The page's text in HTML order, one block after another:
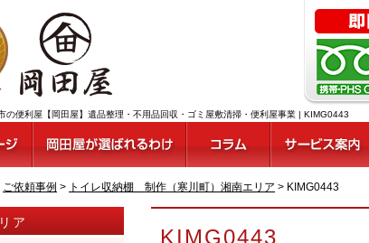
の便利屋【岡田屋】遺品整理・不用品回収・ゴミ屋敷清掃・便利屋事業 | KIMG0443
ご依頼事例 > トイレ収納棚 制作（寒川町）湘南エリア > KIMG0443
KIMG0443
ア